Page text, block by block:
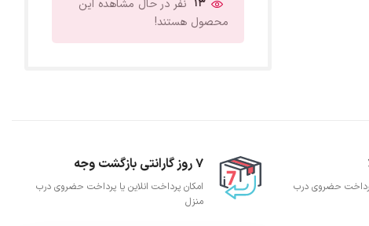
نفر در حال مشاهده این
محصول هستند!
پرداخت حضروی درب
7 روز گارانتی بازگشت وجه
امکان پرداخت انلاین یا پرداخت حضروی درب
منزل